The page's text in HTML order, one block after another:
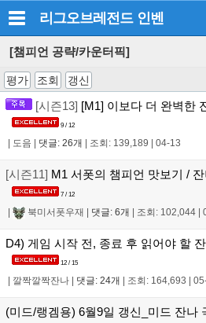
리그오브레전드 인벤
[챔피언 공략/카운터픽]
평가 조회 갱신
[시즌13] [M1] 이보다 더 완벽한
9 / 12
도음 댓글: 26개 조회: 139,189 04-13
[시즌11] M1 서폿의 챔피언 맛보기 / 잔
7 / 12
| 북미서폿우재 | 댓글: 6개 | 조회: 102,044 |
D4) 게임 시작 전, 종료 후 읽어야 할
12 / 15
깔짝깔짝잔나 댓글: 24개 조회: 164,693
(미드/랭겜용) 6월9일 갱신_미드 잔나